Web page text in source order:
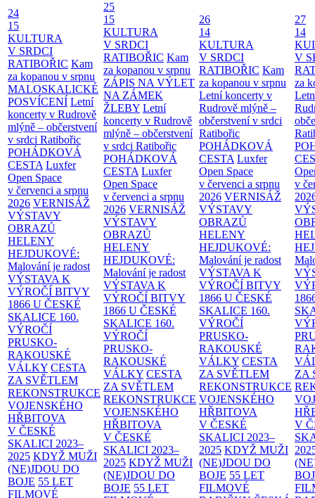
24
15
KULTURA
V SRDCI
RATIBOŘIC Kam
za kopanou v srpnu
MALOSKALICKÉ
POSVÍCENÍ Letní
koncerty v Rudrově
mlýně – občerstvení
v srdci Ratibořic
POHÁDKOVÁ
CESTA Luxfer
Open Space
v červenci a srpnu
2026 VERNISÁŽ
VÝSTAVY
OBRAZŮ
HELENY
HEJDUKOVÉ:
Malování je radost
VÝSTAVA K
VÝROČÍ BITVY
1866 U ČESKÉ
SKALICE 160.
VÝROČÍ
PRUSKO-
RAKOUSKÉ
VÁLKY CESTA
ZA SVĚTLEM
REKONSTRUKCE
VOJENSKÉHO
HŘBITOVA
V ČESKÉ
SKALICI 2023–
2025 KDYŽ MUŽI
(NE)JDOU DO
BOJE 55 LET
FILMOVÉ
25
15
KULTURA
V SRDCI
RATIBOŘIC Kam
za kopanou v srpnu
ZÁPIS NA VÝLET
NA ZÁMEK
ŽLEBY Letní
koncerty v Rudrově
mlýně – občerstvení
v srdci Ratibořic
POHÁDKOVÁ
CESTA Luxfer
Open Space
v červenci a srpnu
2026 VERNISÁŽ
VÝSTAVY
OBRAZŮ
HELENY
HEJDUKOVÉ:
Malování je radost
VÝSTAVA K
VÝROČÍ BITVY
1866 U ČESKÉ
SKALICE 160.
VÝROČÍ
PRUSKO-
RAKOUSKÉ
VÁLKY CESTA
ZA SVĚTLEM
REKONSTRUKCE
VOJENSKÉHO
HŘBITOVA
V ČESKÉ
SKALICI 2023–
2025 KDYŽ MUŽI
(NE)JDOU DO
BOJE 55 LET
26
14
KULTURA
V SRDCI
RATIBOŘIC Kam
za kopanou v srpnu
Letní koncerty v
Rudrově mlýně –
občerstvení v srdci
Ratibořic
POHÁDKOVÁ
CESTA Luxfer
Open Space
v červenci a srpnu
2026 VERNISÁŽ
VÝSTAVY
OBRAZŮ
HELENY
HEJDUKOVÉ:
Malování je radost
VÝSTAVA K
VÝROČÍ BITVY
1866 U ČESKÉ
SKALICE 160.
VÝROČÍ
PRUSKO-
RAKOUSKÉ
VÁLKY CESTA
ZA SVĚTLEM
REKONSTRUKCE
VOJENSKÉHO
HŘBITOVA
V ČESKÉ
SKALICI 2023–
2025 KDYŽ MUŽI
(NE)JDOU DO
BOJE 55 LET
FILMOVÉ
27
14
V
za
v
ZA
V